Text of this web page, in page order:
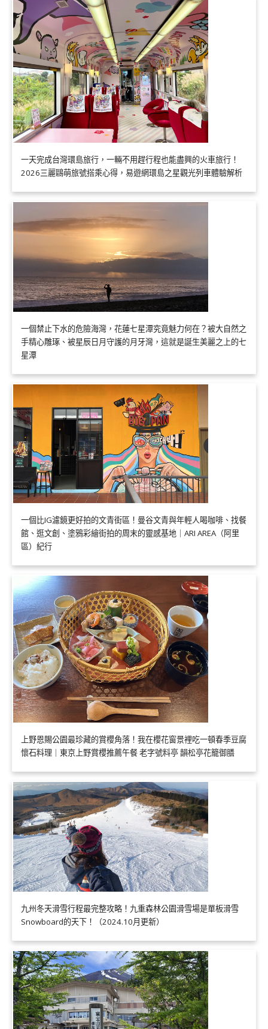
一天完成台灣環島旅行，一輛不用趕行程也能盡興的火車旅行！
2026三麗鷗萌旅號搭乘心得，易遊網環島之星觀光列車體驗解析
一個禁止下水的危險海灣，花蓮七星潭究竟魅力何在？被大自然之
手精心雕琢、被星辰日月守護的月牙灣，這就是誕生美麗之上的七
星潭
一個比IG濾鏡更好拍的文青街區！曼谷文青與年輕人喝咖啡、找餐
館、逛文創、塗鴉彩繪街拍的周末的靈感基地｜ARI AREA（阿里
區）紀行
上野恩賜公園最珍藏的賞櫻角落！我在櫻花窗景裡吃一頓春季豆腐
懷石料理｜東京上野賞櫻推薦午餐 老字號料亭 韻松亭花籠御膳
九州冬天滑雪行程最完整攻略！九重森林公園滑雪場是單板滑雪
Snowboard的天下！（2024.10月更新）